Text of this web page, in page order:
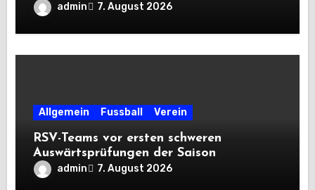
admin 7. August 2026
Allgemein Fussball Verein
RSV-Teams vor ersten schweren
Auswärtsprüfungen der Saison
admin 7. August 2026